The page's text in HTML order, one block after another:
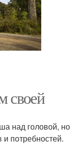
своей
над головой, но
потребностей.